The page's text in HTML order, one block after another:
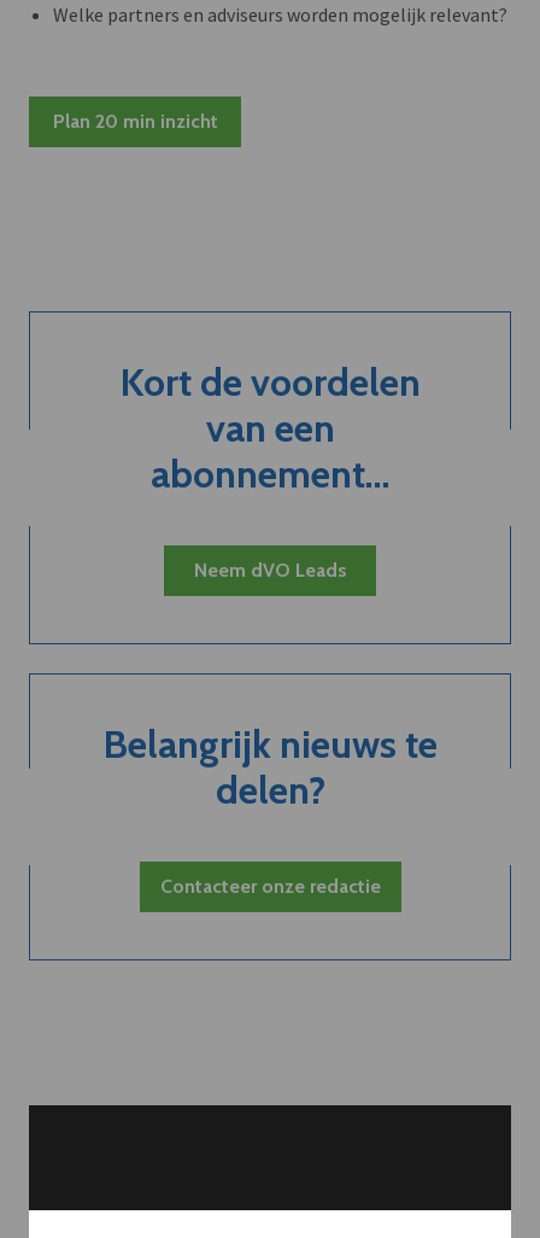
Welke partners en adviseurs worden mogelijk relevant?
Plan 20 min inzicht
Kort de voordelen
van een
abonnement...
Neem dVO Leads
Belangrijk nieuws te
delen?
Contacteer onze redactie